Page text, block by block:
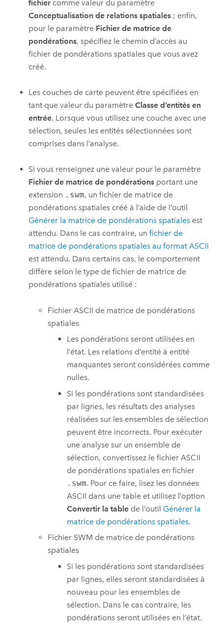
fichier comme valeur du paramètre
Conceptualisation de relations spatiales ; enfin,
pour le paramètre Fichier de matrice de
pondérations, spécifiez le chemin d’accès au
fichier de pondérations spatiales que vous avez
créé.
Les couches de carte peuvent être spécifiées en
tant que valeur du paramètreClasse d’entités en
entrée. Lorsque vous utilisez une couche avec une
sélection, seules les entités sélectionnées sont
comprises dans l’analyse.
Si vous renseignez une valeur pour le paramètre
Fichier de matrice de pondérations portant une
extension .swm, un fichier de matrice de
pondérations spatiales créé à l’aide de l’outil
Générer la matrice de pondérations spatiales est
attendu. Dans le cas contraire, unfichier de
matrice de pondérations spatiales au format ASCII
est attendu. Dans certains cas, le comportement
diffère selon le type de fichier de matrice de
pondérations spatiales utilisé :
Fichier ASCII de matrice de pondérations
spatiales
Les pondérations seront utilisées en
l’état. Les relations d’entité à entité
manquantes seront considérées comme
nulles.
Si les pondérations sont standardisées
par lignes, les résultats des analyses
réalisées sur les ensembles de sélection
peuvent être incorrects. Pour exécuter
une analyse sur un ensemble de
sélection, convertissez le fichier ASCII
de pondérations spatiales en fichier
.swm. Pour ce faire, lisez les données
ASCII dans une table et utilisez l’option
Convertir la tablede l’outil Générer la
matrice de pondérations spatiales.
Fichier SWM de matrice de pondérations
spatiales
Si les pondérations sont standardisées
par lignes, elles seront standardisées à
nouveau pour les ensembles de
sélection. Dans le cas contraire, les
pondérations seront utilisées en l’état.